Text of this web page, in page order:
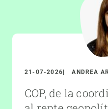
21-07-2026 ANDREA
COP, de la